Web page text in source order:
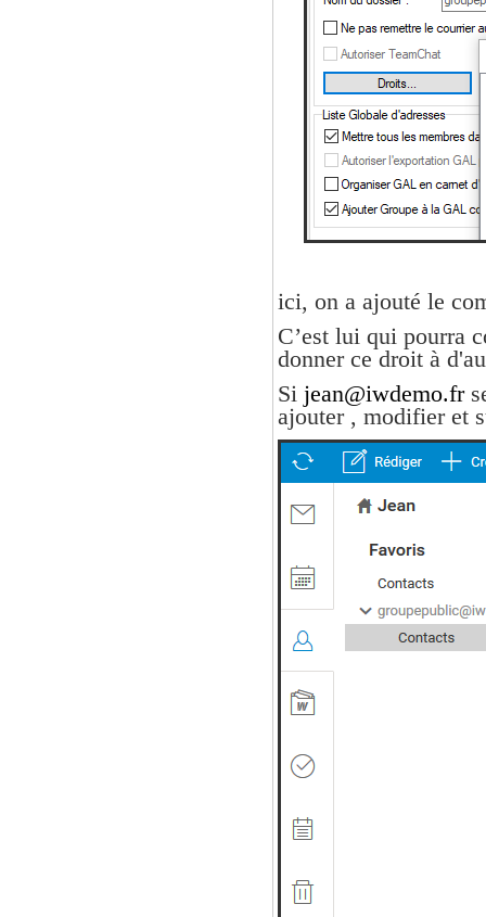
ici, on a ajouté le
C’est lui qui pourra
donner ce droit à
Si jean@iwdemo.fr
ajouter , modifier et